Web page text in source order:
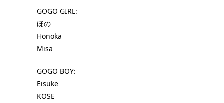
GOGO GIRL:
ほの
Honoka
Misa
GOGO BOY:
Eisuke
KOSE